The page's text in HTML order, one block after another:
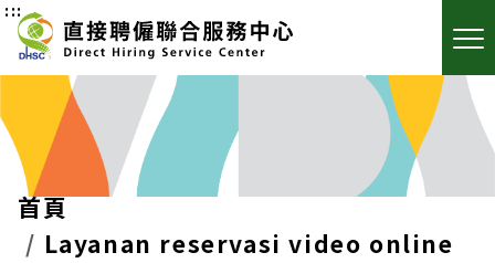
:::
首頁
Layanan reservasi video online